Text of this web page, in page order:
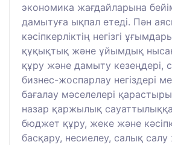
экономика жағдайларына
дамытуға ықпал етеді. Пән
кәсіпкерліктің негізгі
құқықтық және ұйымдық
құру және дамыту кезеңдері,
бизнес-жоспарлау негіздері
бағалау мәселелері
назар қаржылық
бюджет құру, жеке және
басқару, несиелеу, салық